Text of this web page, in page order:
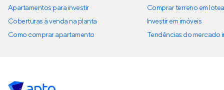
Apartamentos para investir
Coberturas à venda na planta
Como comprar apartamento
Comprar terreno em
Investir em imóveis
Tendências do mercado